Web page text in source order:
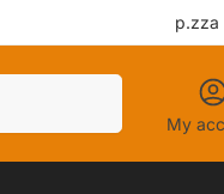
p.zza
My